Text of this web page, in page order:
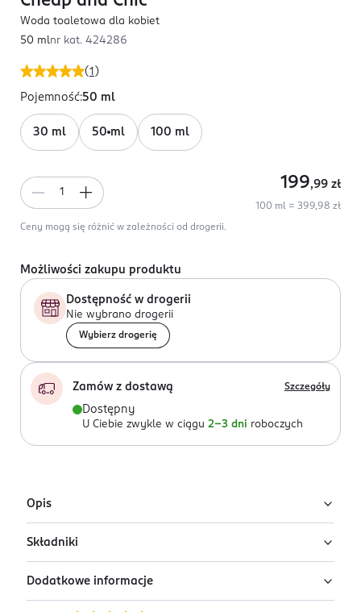
(1 )
Woda toaletowa dla kobiet
50 mlnr kat. 424286
Pojemność:50 ml
30 ml 50 ml 100 ml
199,99 zł
100 ml = 399,98 zł
Ceny mogą się różnić w zależności od drogerii.
Możliwości zakupu produktu
Dostępność w drogerii
Nie wybrano drogerii
Wybierz drogerię
Zamów z dostawą Szczegóły
Dostępny
U Ciebie zwykle w ciągu 2-3 dni roboczych
Opis
Moschino® Cheap & Chic to kwiatowa woda toaletowa
dla kobiet, 30 ml.
Nuta głowy: yuzu, pomarańcza, bergamotka, drzewo.
Składniki
Ingredients: Alcohol Denat. (SD Alcohol 39-C), Parfum
(Fragrance), Aqua (Water), Benzyl Salicylate, Alpha-
Dodatkowe informacje